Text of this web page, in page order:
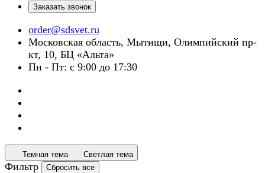
Заказать звонок
order@sdsvet.ru
Московская область, Мытищи, Олимпийский пр-
кт, 10, БЦ «Альта»
Пн - Пт: с 9:00 до 17:30
Темная тема Светлая тема
Фильтр Сбросить все